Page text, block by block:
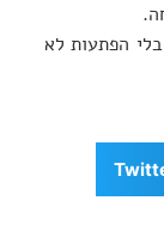
הפתעות לא